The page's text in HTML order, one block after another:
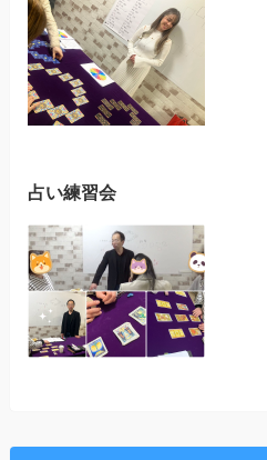
占い練習会